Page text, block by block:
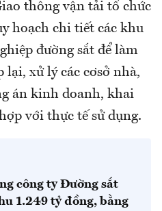
thông vận tải tổ chức
hoạch chi tiết các khu
đường sắt để làm
lại, xử lý các cơsở nhà,
án kinh doanh, khai
với thực tế sử dụng.
công ty Đường sắt
1.249 tỷ đồng, bằng